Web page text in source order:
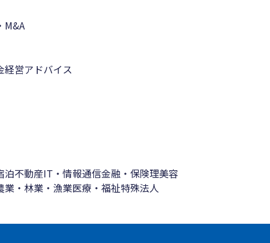
M&A
経営アドバイス
泊不動産IT・情報通信金融・保険理美容
業・林業・漁業医療・福祉特殊法人